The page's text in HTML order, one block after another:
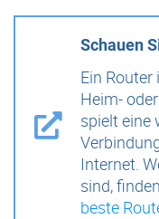
Schauen
Ein
Heim-
spielt eine
Internet.
sind,
beste